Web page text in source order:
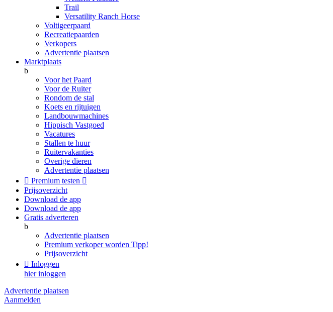
Trail
Versatility Ranch Horse
Voltigeerpaard
Recreatiepaarden
Verkopers
Advertentie plaatsen
Marktplaats
b
Voor het Paard
Voor de Ruiter
Rondom de stal
Koets en rijtuigen
Landbouwmachines
Hippisch Vastgoed
Vacatures
Stallen te huur
Ruitervakanties
Overige dieren
Advertentie plaatsen
 Premium testen 
Prijsoverzicht
Download de app
Download de app
Gratis adverteren
b
Advertentie plaatsen
Premium verkoper worden Tipp!
Prijsoverzicht
 Inloggen
hier inloggen
Advertentie plaatsen
Aanmelden